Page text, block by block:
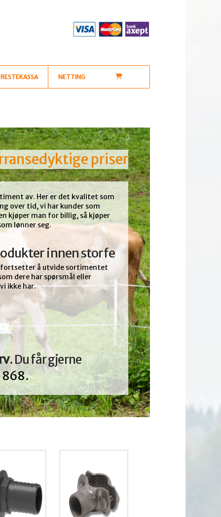
RESTEKASSA NETTING
priser
av. Her er det kvalitet som
over tid, vi har kunder som
kjøper man for billig, så kjøper
lønner seg.
innen storfe
fortsetter å utvide sortimentet
dere har spørsmål eller
ikke har.
. Du får gjerne
868.